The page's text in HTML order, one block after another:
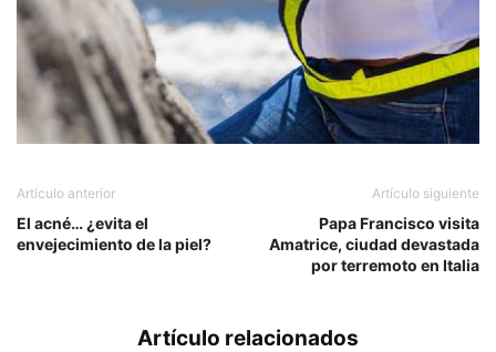
Artículo anterior
El acné… ¿evita el
envejecimiento de la piel?
Artículo siguiente
Papa Francisco visita
Amatrice, ciudad devastada
por terremoto en Italia
Artículo relacionados